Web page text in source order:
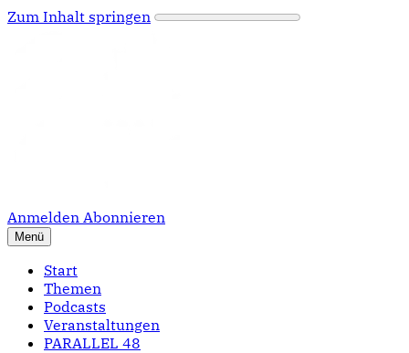
Zum Inhalt springen
Anmelden Abonnieren
Menü
Start
Themen
Podcasts
Veranstaltungen
PARALLEL 48